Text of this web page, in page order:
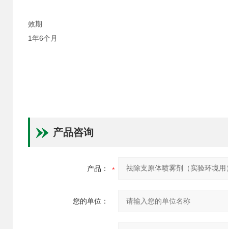
效期
1年6个月
产品咨询
产品：
您的单位：